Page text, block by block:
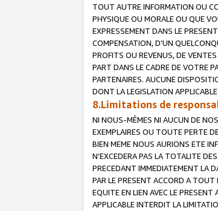
TOUT AUTRE INFORMATION OU
PHYSIQUE OU MORALE OU QUE
EXPRESSEMENT DANS LE
COMPENSATION, D’UN
PROFITS OU REVENUS, DE
PART DANS LE CADRE DE VOTRE
PARTENAIRES. AUCUNE
DONT LA LEGISLATION
8.Limitations de
NI NOUS-MÊMES NI AUCUN DE
EXEMPLAIRES OU TOUTE PERTE
BIEN MEME NOUS AURIONS ETE
N’EXCEDERA PAS LA TOTALITE
PRECEDANT IMMEDIATEMENT LA
PAR LE PRESENT ACCORD A
EQUITE EN LIEN AVEC LE
APPLICABLE INTERDIT LA